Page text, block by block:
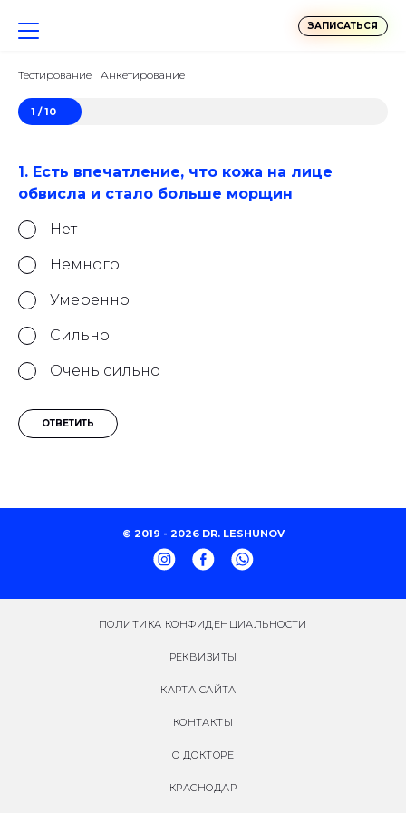
ЗАПИСАТЬСЯ
Тестирование Анкетирование
1 / 10
1. Есть впечатление, что кожа на лице
обвисла и стало больше морщин
Нет
Немного
Умеренно
Сильно
Очень сильно
ОТВЕТИТЬ
© 2019 - 2026 DR. LESHUNOV
ПОЛИТИКА КОНФИДЕНЦИАЛЬНОСТИ
РЕКВИЗИТЫ
КАРТА САЙТА
КОНТАКТЫ
О ДОКТОРЕ
КРАСНОДАР